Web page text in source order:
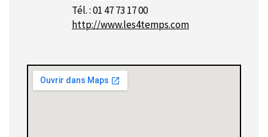
Tél. : 01 47 73 17 00
http://www.les4temps.com